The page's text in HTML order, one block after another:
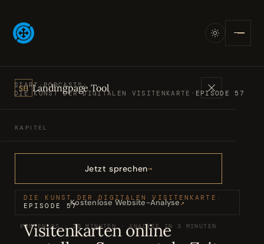
SH Landingpage Tool
KAPITEL
01 Angebote
02 Bücher
Podcasts
Jetzt sprechen
Kostenlose Website-Analyse↗
KOSTENLOS · 20 MINUTEN · ANALYSE IN 3 MINUTEN
START·PODCASTS·
DIE KUNST DER DIGITALEN VISITENKARTE · EPISODE 57
DIE KUNST DER DIGITALEN VISITENKARTE ·
EPISODE 57
Visitenkarten online